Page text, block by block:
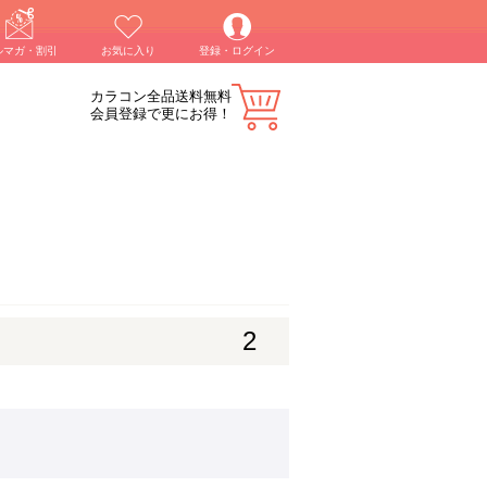
マガ・割引 お気に入り 登録・ログイン
カラコン全品送料無料
会員登録で更にお得！
2